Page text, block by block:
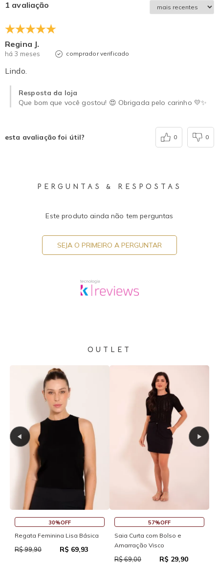
1 avaliação
Regina J.
há 3 meses comprador verificado
Lindo.
Resposta da loja
Que bom que você gostou! 😍 Obrigada pelo carinho 💛✨
esta avaliação foi útil? 0 0
PERGUNTAS & RESPOSTAS
Este produto ainda não tem perguntas
SEJA O PRIMEIRO A PERGUNTAR
OUTLET
30%OFF
Regata Feminina Lisa Básica
R$ 99,90 R$ 69,93
57%OFF
Saia Curta com Bolso e
Amarração Visco
R$ 69,00 R$ 29,90